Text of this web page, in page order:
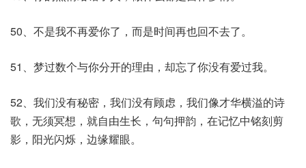
50、不是我不再爱你了，而是时间再也回不去了。
51、梦过数个与你分开的理由，却忘了你没有爱过我。
52、我们没有秘密，我们没有顾虑，我们像才华横溢的诗
歌，无须冥想，就自由生长，句句押韵，在记忆中铭刻剪
影，阳光闪烁，边缘耀眼。